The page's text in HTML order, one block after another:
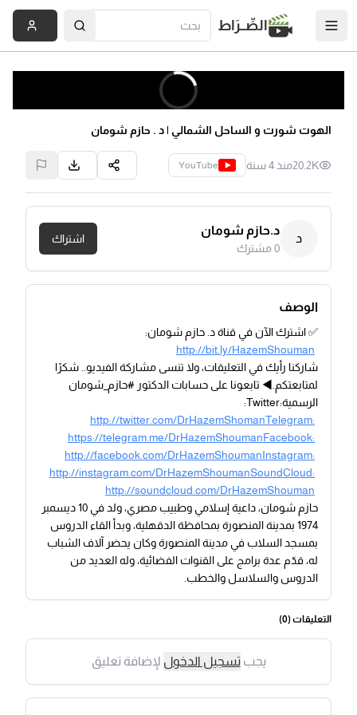
الصِّــرَاط
الهوت شورت و الساحل الشمالي | د . حازم شومان
20.2Kمنذ 4 سنة YouTube
د
د.حازم شومان
0مشترك
اشتراك
الوصف
✅ اشترك الآن في قناة د. حازم شومان:
http://bit.ly/HazemShouman
شاركنا رأيك في التعليقات، ولا تنسى مشاركة الفيديو.. شكرًا
لمتابعتكم.◀ تابعونا على حسابات الدكتور #حازم_شومان
الرسمية:Twitter:
http://twitter.com/DrHazemShomanTelegram:
https://telegram.me/DrHazemShoumanFacebook:
http://facebook.com/DrHazemShoumanInstagram:
http://instagram.com/DrHazemShoumanSoundCloud:
http://soundcloud.com/DrHazemShouman
حازم شومان، داعية إسلامي وطبيب مصري، ولد في 10 ديسمبر
1974 بمدينة المنصورة بمحافظة الدقهلية، وبدأ القاء الدروس
بمسجد السلاب في مدينة المنصورة وكان يحضر آلاف الشباب
له، قدّم عدة برامج على القنوات الفضائية، وله العديد من
الدروس والسلاسل والخطب.
التعليقات (0
)
يجبتسجيل الدخول لإضافة تعليق